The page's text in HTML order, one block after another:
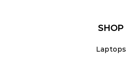
SHOP
Laptops